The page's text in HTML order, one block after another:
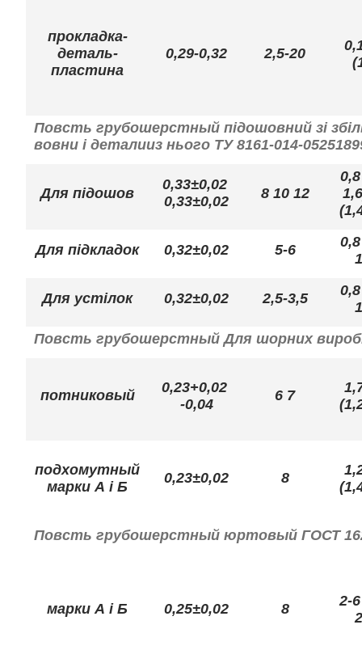
прокладка-
деталь-
пластина
0,29-0,32 2,5-20
Повсть грубошерстный підошовний зі
вовни і деталииз нього ТУ 8161-014-
Для підошов
0,33±0,02
0,33±0,02
8 10 12
Для підкладок 0,32±0,02 5-6
Для устілок 0,32±0,02 2,5-3,5
Повсть грубошерстный Для шорних
потниковый
0,23+0,02
-0,04
6 7
подхомутный
марки А і Б
0,23±0,02 8
Повсть грубошерстный юртовый ГОСТ
марки А і Б 0,25±0,02 8
2-